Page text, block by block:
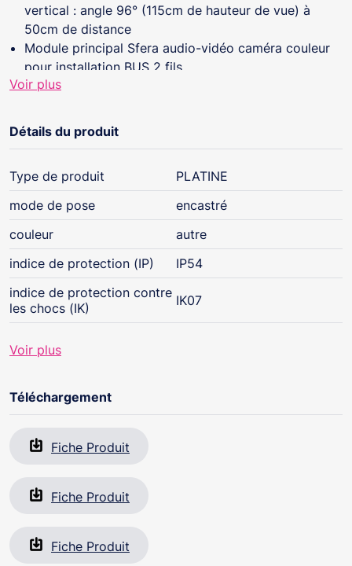
vertical : angle 96° (115cm de hauteur de vue) à
50cm de distance
Module principal Sfera audio-vidéo caméra couleur
pour installation BUS 2 fils
Avec LEDs de signalisation : appel en cours, en
Voir plus
Détails du produit
Type de produit
PLATINE
mode de pose
encastré
couleur
autre
indice de protection (IP)
IP54
indice de protection contre
les chocs (IK)
IK07
Voir plus
Téléchargement
Fiche Produit
Fiche Produit
Fiche Produit